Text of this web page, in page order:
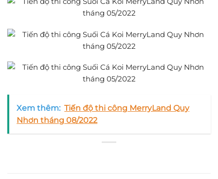
Xem thêm: Tiến độ thi công MerryLand Quy
Nhơn tháng 08/2022